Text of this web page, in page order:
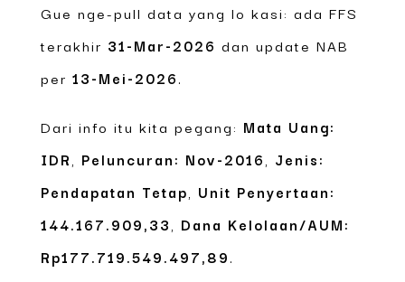
Gue nge-pull data yang lo kasi: ada FFS
terakhir 31-Mar-2026 dan update NAB
per 13-Mei-2026.
Dari info itu kita pegang: Mata Uang:
IDR
Peluncuran: Nov-2016
Jenis:
Pendapatan Tetap Unit Penyertaan:
144.167.909,33
Dana Kelolaan/AUM:
Rp177.719.549.497,89.